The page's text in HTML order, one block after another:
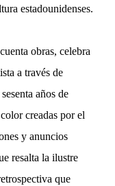
estadounidenses.
obras, celebra
a través de
años de
creadas por el
y anuncios
resalta la ilustre
que